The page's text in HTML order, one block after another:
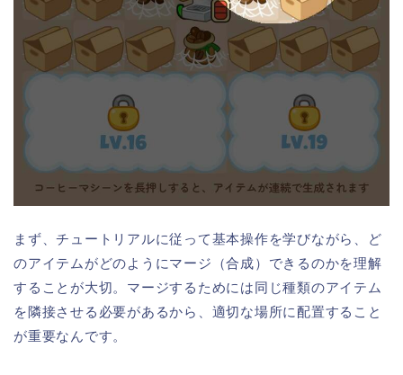
まず、チュートリアルに従って基本操作を学びながら、ど
のアイテムがどのようにマージ（合成）できるのかを理解
することが大切。マージするためには同じ種類のアイテム
を隣接させる必要があるから、適切な場所に配置すること
が重要なんです。